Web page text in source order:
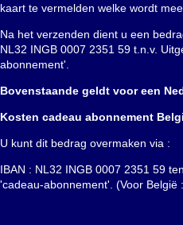
kaart te vermelden welke wordt
Na het verzenden dient u een
NL32 INGB 0007 2351 59 t.n.v.
abonnement'.
Bovenstaande geldt voor een
Kosten cadeau abonnement
U kunt dit bedrag overmaken via :
IBAN : NL32 INGB 0007 2351 59
'cadeau-abonnement'. (Voor België